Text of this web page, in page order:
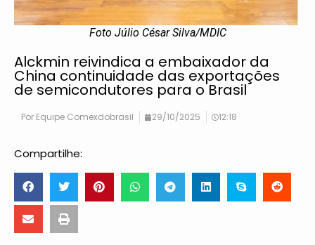
Foto Júlio César Silva/MDIC
Alckmin reivindica a embaixador da
China continuidade das exportações
de semicondutores para o Brasil
Por Equipe Comexdobrasil 29/10/2025 12:18
Compartilhe: